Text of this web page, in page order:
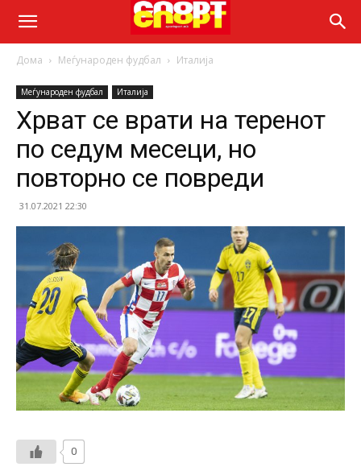
Дома Меѓународен фудбал Италија
Меѓународен фудбал Италија
Хрват се врати на теренот
по седум месеци, но
повторно се повреди
31.07.2021 22:30
0